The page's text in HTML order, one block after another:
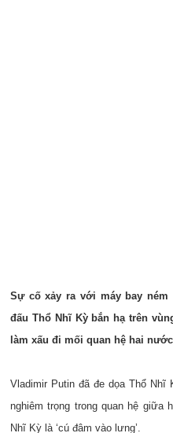
Sự cố xảy ra với máy bay ném
đấu Thổ Nhĩ Kỳ bắn hạ trên
làm xấu đi mối quan hệ hai
Vladimir Putin đã đe dọa Thổ Nhĩ
nghiêm trọng trong quan hệ
Nhĩ Kỳ là ‘cú đâm vào lưng’.